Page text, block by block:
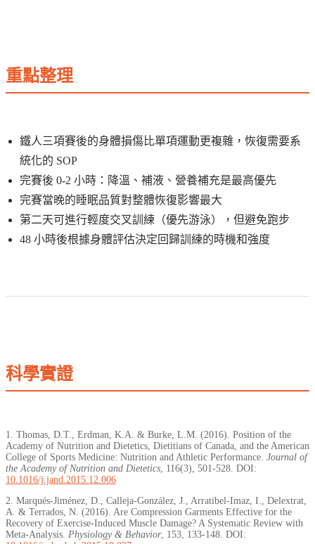
重點整理
鐵人三項賽後的身體損傷比單項運動更複雜，恢復需要系
統化的 SOP
完賽後 0-2 小時：降溫、補液、營養補充是最高優先
完賽當晚的睡眠品質對整體恢復影響最大
第二天可進行輕度交叉訓練（優先游泳），但避免跑步
48 小時後根據身體評估決定回歸訓練的時機和強度
科學實證
1. Thomas, D.T., Erdman, K.A. & Burke, L.M. (2016). Position of the
Academy of Nutrition and Dietetics, Dietitians of Canada, and the American
College of Sports Medicine: Nutrition and Athletic Performance. Journal of
the Academy of Nutrition and Dietetics , 116(3), 501-528. DOI:
10.1016/j.jand.2015.12.006
2. Marqués-Jiménez, D., Calleja-González, J., Arratibel-Imaz, I., Delextrat,
A. & Terrados, N. (2016). Are Compression Garments Effective for the
Recovery of Exercise-Induced Muscle Damage? A Systematic Review with
Meta-Analysis. Physiology & Behavior, 153, 133-148. DOI: